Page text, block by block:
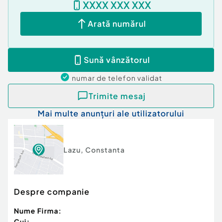
XXXX XXX XXX
Arată numărul
Sună vânzătorul
numar de telefon validat
Trimite mesaj
Mai multe anunțuri ale utilizatorului
Lazu, Constanta
Despre companie
Nume Firma: